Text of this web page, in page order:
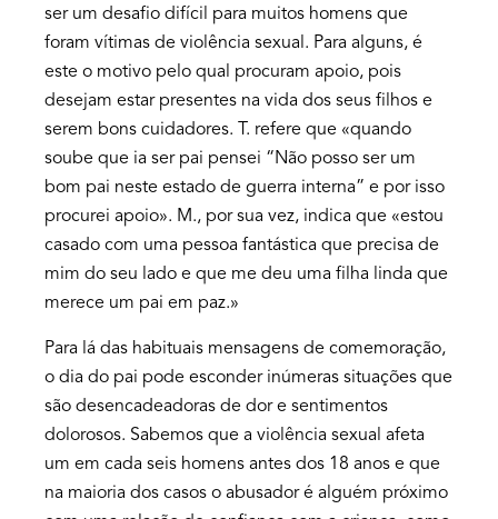
ser um desafio difícil para muitos homens que
foram vítimas de violência sexual. Para alguns, é
este o motivo pelo qual procuram apoio, pois
desejam estar presentes na vida dos seus filhos e
serem bons cuidadores. T. refere que «quando
soube que ia ser pai pensei “Não posso ser um
bom pai neste estado de guerra interna” e por isso
procurei apoio». M., por sua vez, indica que «estou
casado com uma pessoa fantástica que precisa de
mim do seu lado e que me deu uma filha linda que
merece um pai em paz.»
Para lá das habituais mensagens de comemoração,
o dia do pai pode esconder inúmeras situações que
são desencadeadoras de dor e sentimentos
dolorosos. Sabemos que a violência sexual afeta
um em cada seis homens antes dos 18 anos e que
na maioria dos casos o abusador é alguém próximo